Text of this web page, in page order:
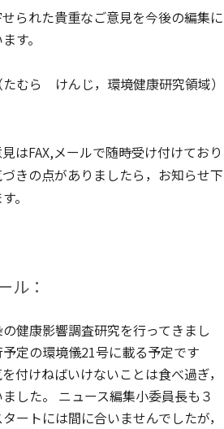
られた貴重なご意見を今後の編集に
す。
（たむら けんじ，環境健康研究領域）
はFAX,メールで随時受け付けており
きの点がありましたら，お知らせ下
。
ル：
健康影響調査研究を行ってきまし
定の環境儀21号に載る予定です
付けねばいけないことは食べ過ぎ，
した。 ニュース編集小委員長も３
ートには間に合いませんでしたが，